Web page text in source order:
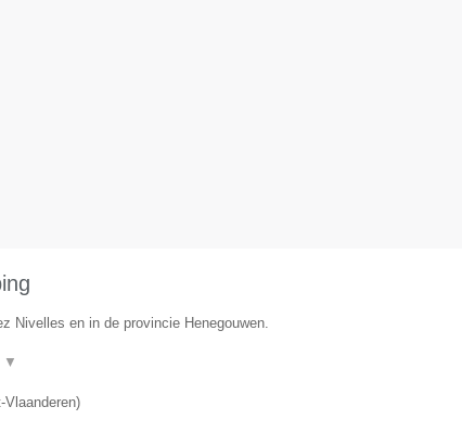
Nivelles en in de provincie Henegouwen.
▼
Vlaanderen)